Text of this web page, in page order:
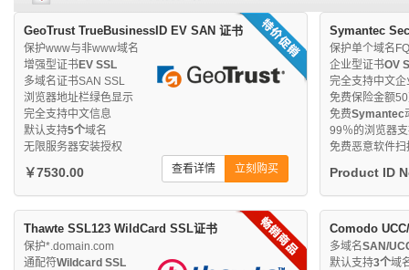
GeoTrust TrueBusinessID EV SAN 证书
保护www与非www域名
增强型证书EV SSL
多域名证书SAN SSL
浏览器地址栏绿色显示
完全支持中文信息
默认支持5个域名
无限服务器安装授权
￥7530.00 查看详情 立刻购买
Symantec
保护单个域名
企业型证书OV
完全支持中文企
免费保险金额
免费Symantec
99％的浏览器
免费恶意软件扫
Product ID
Thawte SSL123 WildCard SSL证书
保护*.domain.com
通配符Wildcard SSL
Comodo
多域名SAN/
默认支持3个域